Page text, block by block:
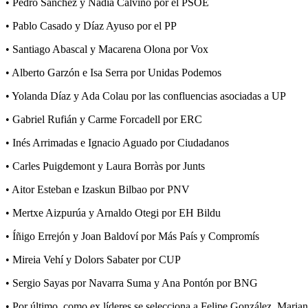
• Pedro Sánchez y Nadia Calviño por el PSOE
• Pablo Casado y Díaz Ayuso por el PP
• Santiago Abascal y Macarena Olona por Vox
• Alberto Garzón e Isa Serra por Unidas Podemos
• Yolanda Díaz y Ada Colau por las confluencias asociadas a UP
• Gabriel Rufián y Carme Forcadell por ERC
• Inés Arrimadas e Ignacio Aguado por Ciudadanos
• Carles Puigdemont y Laura Borràs por Junts
• Aitor Esteban e Izaskun Bilbao por PNV
• Mertxe Aizpurúa y Arnaldo Otegi por EH Bildu
• Íñigo Errejón y Joan Baldoví por Más País y Compromís
• Mireia Vehí y Dolors Sabater por CUP
• Sergio Sayas por Navarra Suma y Ana Pontón por BNG